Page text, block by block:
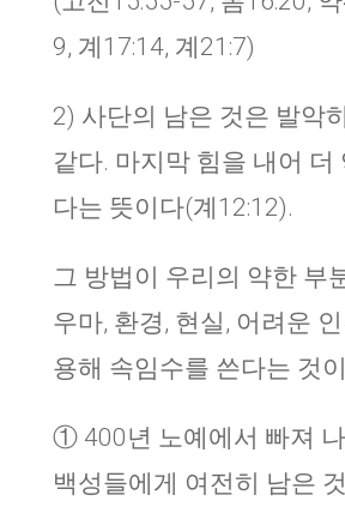
9, 계17:14, 계21:7)
2) 사단의 남은 것은 발악
같다. 마지막 힘을 내어 더
다는 뜻이다(계12:12).
그 방법이 우리의 약한 부
우마, 환경, 현실, 어려운
용해 속임수를 쓴다는 것
① 400년 노예에서 빠져
백성들에게 여전히 남은